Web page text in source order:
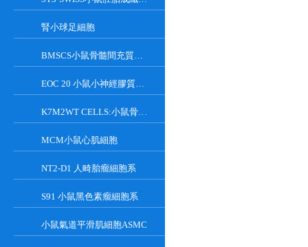
腎小球足細胞
BMSCS小鼠骨髓間充質干細胞
EOC 20 小鼠小神經膠質細胞系
K7M2WT CELLS:小鼠骨肉瘤成骨細胞系
MCM小鼠心肌細胞
NT2-D1 人畸胎瘤細胞系
S91 小鼠黑色素瘤細胞系
小鼠氣道平滑肌細胞ASMC